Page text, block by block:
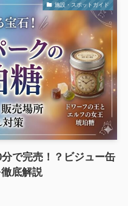
施設・スポットガイド
で完売！？ビジュー缶
底解説